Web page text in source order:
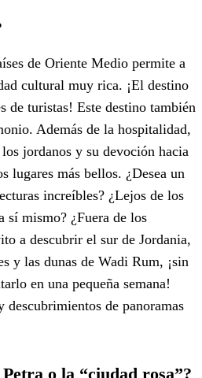
de Oriente Medio permite a
cultural muy rica. ¡El destino
de turistas! Este destino también
Además de la hospitalidad,
jordanos y su devoción hacia
lugares más bellos. ¿Desea un
increíbles? ¿Lejos de los
sí mismo? ¿Fuera de los
a descubrir el sur de Jordania,
y las dunas de Wadi Rum, ¡sin
en una pequeña semana!
descubrimientos de panoramas
o la “ciudad rosa”?